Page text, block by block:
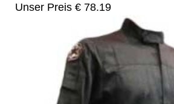
Unser Preis € 78.19